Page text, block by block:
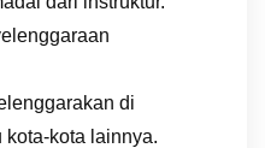
di
kota-kota lainnya.